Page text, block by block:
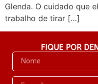
Glenda. O cuidado que
trabalho de tirar […]
FIQUE POR